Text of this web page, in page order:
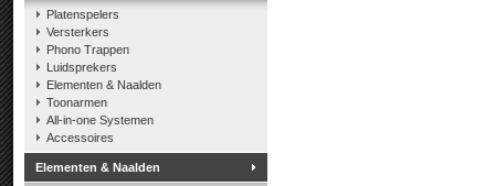
Platenspelers
Versterkers
Phono Trappen
Luidsprekers
Elementen & Naalden
Toonarmen
All-in-one Systemen
Accessoires
Elementen & Naalden